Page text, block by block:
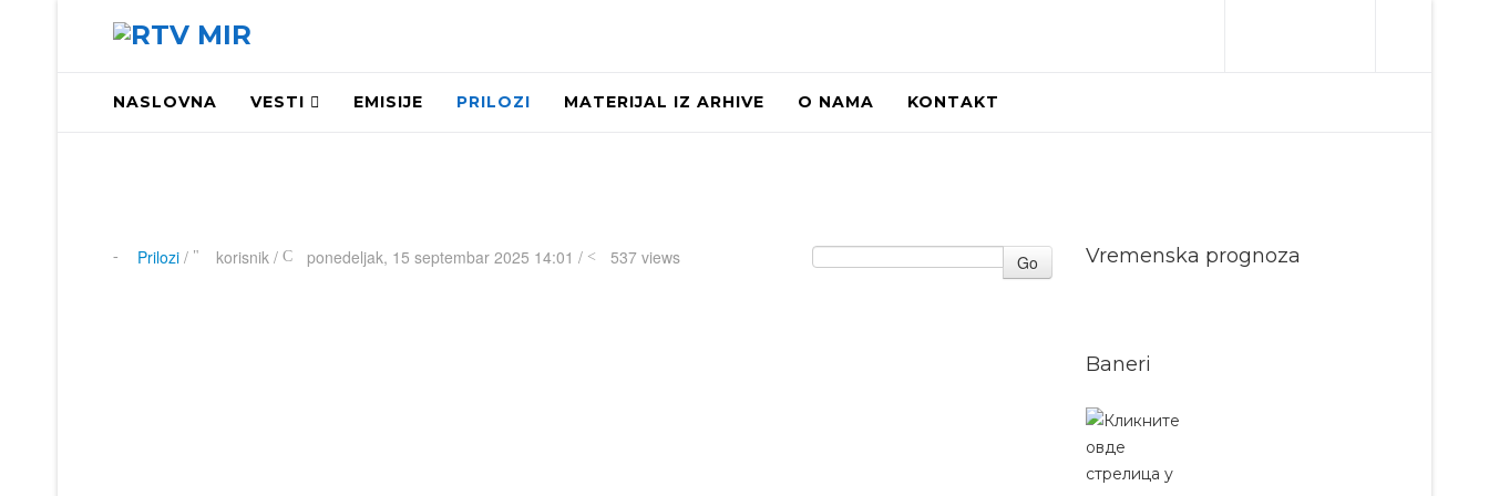
NASLOVNA VESTI EMISIJE PRILOZI MATERIJAL IZ ARHIVE O NAMA KONTAKT
Prilozi/ korisnik / ponedeljak, 15 septembar 2025 14:01 / 537 views Go Vremenska prognoza
Baneri